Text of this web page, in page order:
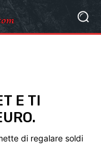
E TI
di regalare soldi